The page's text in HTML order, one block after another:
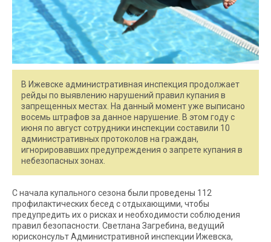
В Ижевске административная инспекция продолжает
рейды по выявлению нарушений правил купания в
запрещенных местах. На данный момент уже выписано
восемь штрафов за данное нарушение. В этом году с
июня по август сотрудники инспекции составили 10
административных протоколов на граждан,
игнорировавших предупреждения о запрете купания в
небезопасных зонах.
С начала купального сезона были проведены 112
профилактических бесед с отдыхающими, чтобы
предупредить их о рисках и необходимости соблюдения
правил безопасности. Светлана Загребина, ведущий
юрисконсульт Административной инспекции Ижевска,